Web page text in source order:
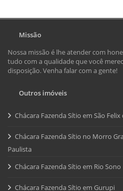
Missão
Nossa missão é lhe atender com
tudo com a qualidade que você
disposição. Venha falar com a gente!
Outros imóveis
Chácara Fazenda Sítio em São
Chácara Fazenda Sítio no Morro
Paulista
Chácara Fazenda Sítio em Rio Sono
Chácara Fazenda Sítio em Gurupi